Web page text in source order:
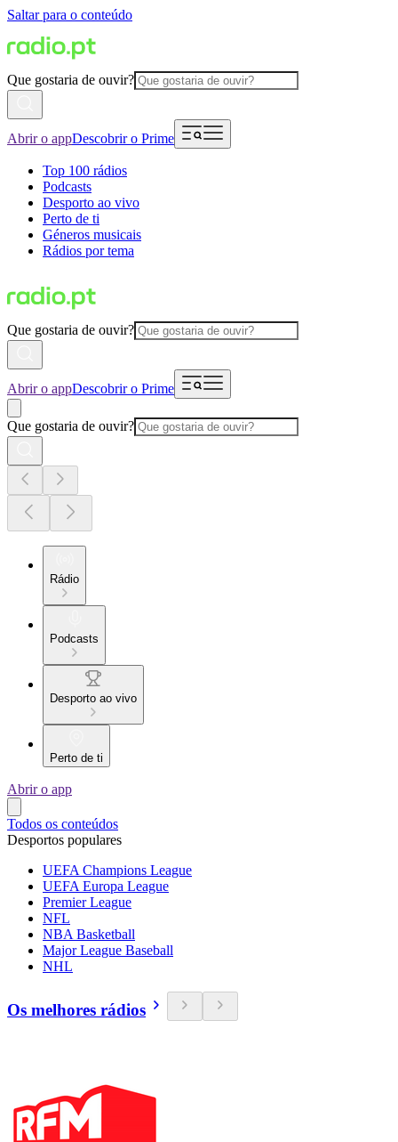
Saltar para o conteúdo
Que gostaria de ouvir?
Abrir o appDescobrir o Prime
Top 100 rádios
Podcasts
Desporto ao vivo
Perto de ti
Géneros musicais
Rádios por tema
Que gostaria de ouvir?
Abrir o appDescobrir o Prime
Que gostaria de ouvir?
Rádio
Podcasts
Desporto ao vivo
Perto de ti
Abrir o app
Todos os conteúdos
Desportos populares
UEFA Champions League
UEFA Europa League
Premier League
NFL
NBA Basketball
Major League Baseball
NHL
Os melhores rádios